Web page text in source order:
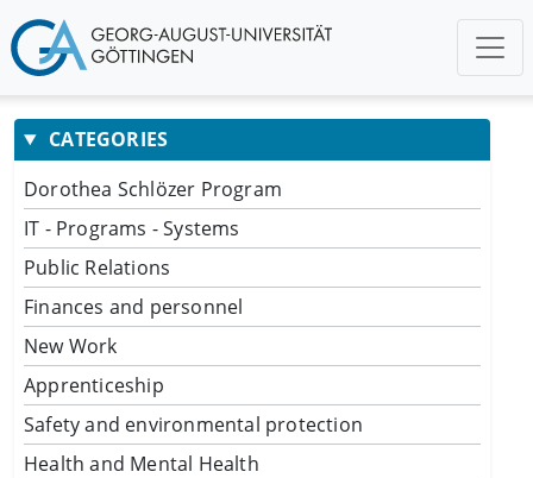
CATEGORIES
Dorothea Schlözer Program
IT - Programs - Systems
Public Relations
Finances and personnel
New Work
Apprenticeship
Safety and environmental protection
Health and Mental Health